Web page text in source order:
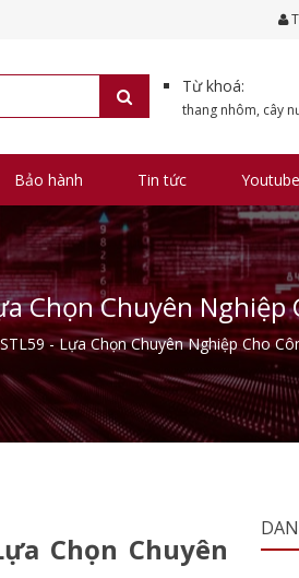
Từ khoá:
thang nhôm, cây
Bảo hành Tin tức Youtube
Chọn Chuyên
- Lựa Chọn Chuyên Nghiệp Cho
Chọn Chuyên